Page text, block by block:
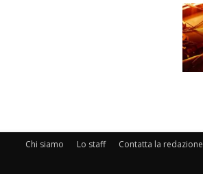
Chi siamo Lo staff Contatta la redazione